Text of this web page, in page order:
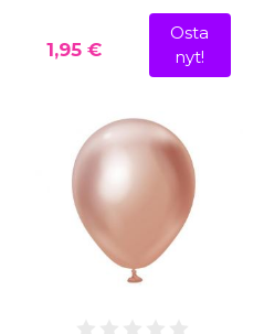
1,95 €
Osta
nyt!